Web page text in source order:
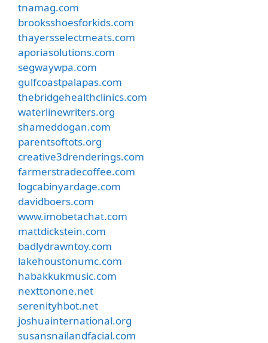
tnamag.com
brooksshoesforkids.com
thayersselectmeats.com
aporiasolutions.com
segwaywpa.com
gulfcoastpalapas.com
thebridgehealthclinics.com
waterlinewriters.org
shameddogan.com
parentsoftots.org
creative3drenderings.com
farmerstradecoffee.com
logcabinyardage.com
davidboers.com
www.imobetachat.com
mattdickstein.com
badlydrawntoy.com
lakehoustonumc.com
habakkukmusic.com
nexttonone.net
serenityhbot.net
joshuainternational.org
susansnailandfacial.com